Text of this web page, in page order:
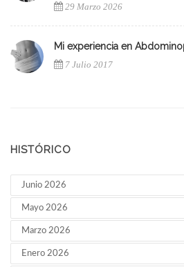
29 Marzo 2026
Mi experiencia en
7 Julio 2017
HISTÓRICO
Junio 2026
Mayo 2026
Marzo 2026
Enero 2026